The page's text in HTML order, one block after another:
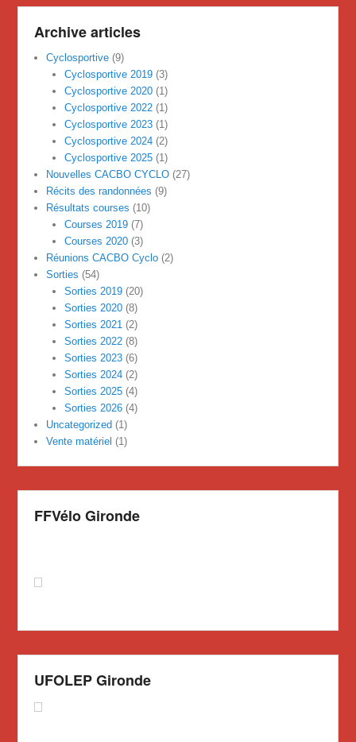
Archive articles
Cyclosportive (9)
Cyclosportive 2019(3)
Cyclosportive 2020(1)
Cyclosportive 2022(1)
Cyclosportive 2023(1)
Cyclosportive 2024(2)
Cyclosportive 2025(1)
Nouvelles CACBO CYCLO (27)
Récits des randonnées (9)
Résultats courses (10)
Courses 2019(7)
Courses 2020(3)
Réunions CACBO Cyclo (2)
Sorties (54)
Sorties 2019(20)
Sorties 2020(8)
Sorties 2021(2)
Sorties 2022(8)
Sorties 2023(6)
Sorties 2024(2)
Sorties 2025(4)
Sorties 2026(4)
Uncategorized (1)
Vente matériel (1)
FFVélo Gironde
UFOLEP Gironde